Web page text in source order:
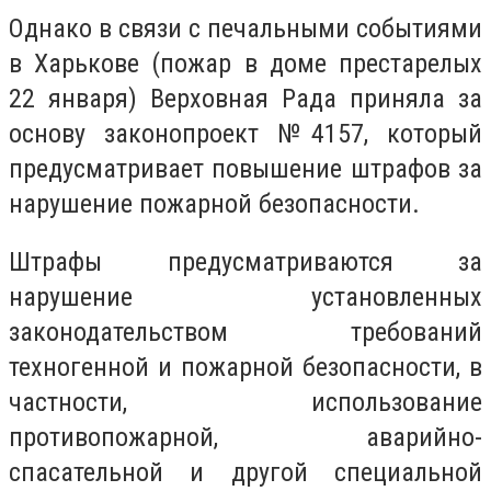
Однако в связи с печальными событиями
в Харькове (пожар в доме престарелых
22 января) Верховная Рада приняла за
основу законопроект №4157, который
предусматривает повышение штрафов за
нарушение пожарной безопасности.
Штрафы предусматриваются за
нарушение установленных
законодательством требований
техногенной и пожарной безопасности, в
частности, использование
противопожарной, аварийно-
спасательной и другой специальной